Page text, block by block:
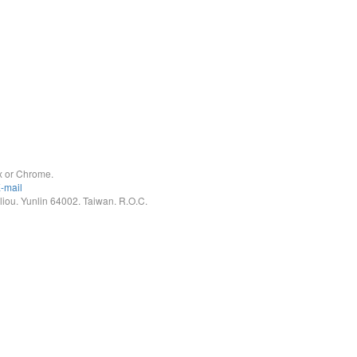
or Chrome.
mail
Yunlin 64002. Taiwan. R.O.C.